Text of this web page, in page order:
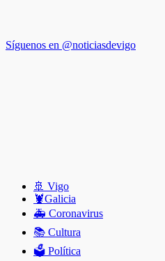
Síguenos en @noticiasdevigo
🚢 Vigo
🦞️Galicia
🚑 Coronavirus
📚 Cultura
🗳️ Política